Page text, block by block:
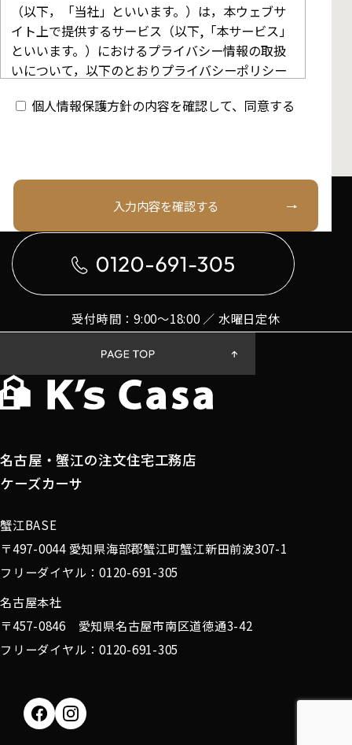
（以下，「当社」といいます。）は，本ウェブサ
イト上で提供するサービス（以下,「本サービス」
といいます。）におけるプライバシー情報の取扱
いについて，以下のとおりプライバシーポリシー
す。
プライバシー情報のうち「個人情報」とは，個人
情報保護法にいう「個人情報」を指すものとし，
生存する個人に関する情報であって，当該情報に
含まれる氏名，生年月日，住所，電話番号，連絡
先その他の記述等により特定の個人を識別できる
プライバシー情報のうち「履歴情報および特性情
をいい，ご利用いただいたサービスやご購入いた
だいた商品，ご覧になったページや広告の履歴，
ユーザーが検索された検索キーワード，ご利用日
ー情報，位置情報，端末の個体識別情報などを指
します。
第２条（プライバシー情報の収集方法）
当社は，ユーザーが利用登録をする際に氏名，生
年月日，住所，電話番号，メールアドレス，銀行
口座番号，クレジットカード番号，運転免許証番
号などの個人情報をお尋ねすることがあります。
また，ユーザーと提携先などとの間でなされたユ
る情報を当社の提携先（情報提供元，広告主，広
告配信先などを含みます。以下，｢提携先｣といい
個人情報保護方針の内容を確認して、同意する
入力内容を確認する
受付時間：9:00〜18:00 ／ 水曜日定休
名古屋・蟹江の注文住宅工務店
ケーズカーサ
蟹江BASE
〒497-0044 愛知県海部郡蟹江町蟹江新田前波307-1
フリーダイヤル：0120-691-305
名古屋本社
〒457-0846 愛知県名古屋市南区道徳通3-42
フリーダイヤル：0120-691-305